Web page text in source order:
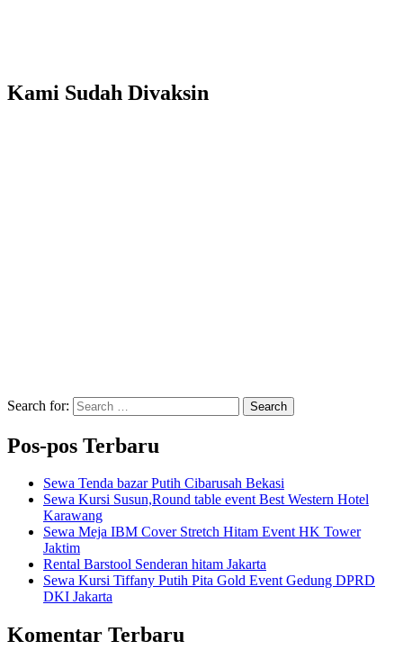
Kami Sudah Divaksin
Search for: Search
Pos-pos Terbaru
Sewa Tenda bazar Putih Cibarusah Bekasi
Sewa Kursi Susun,Round table event Best Western Hotel
Karawang
Sewa Meja IBM Cover Stretch Hitam Event HK Tower
Jaktim
Rental Barstool Senderan hitam Jakarta
Sewa Kursi Tiffany Putih Pita Gold Event Gedung DPRD
DKI Jakarta
Komentar Terbaru